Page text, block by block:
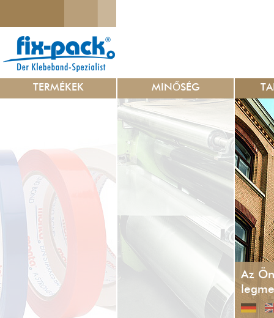
TERMÉKEK MINŐSÉG
Az